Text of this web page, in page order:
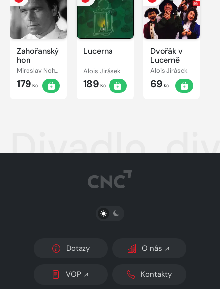
Zahořanský
hon
Miroslav Nohýnek, Alois Jirásek, Vladimír Brabec, Václav Postránecký, Zdeněk Buchvaldek
179 Kč
Lucerna
Alois Jirásek
189 Kč
Dvořák v
Lucerně
Alois Jirásek
69 Kč
Divadlo,
PŘEPNOUT SVĚTLÝ/TMAVÝ REŽIM
Dotazy O nás
VOP Kontakty